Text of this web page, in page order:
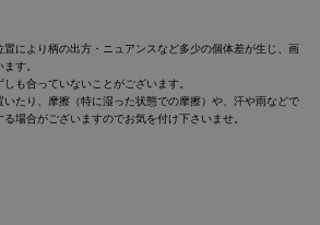
により柄の出方・ニュアンスなど多少の個体差が生じ、画
す。
も合っていないことがございます。
たり、摩擦（特に湿った状態での摩擦）や、汗や雨などで
場合がございますのでお気を付け下さいませ。